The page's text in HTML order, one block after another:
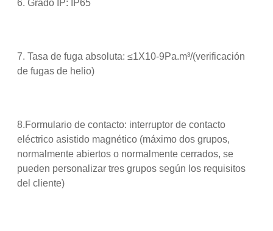
6. Grado IP: IP65
7. Tasa de fuga absoluta: ≤1X10-9Pa.m³/(verificación
de fugas de helio)
8.Formulario de contacto: interruptor de contacto
eléctrico asistido magnético (máximo dos grupos,
normalmente abiertos o normalmente cerrados, se
pueden personalizar tres grupos según los requisitos
del cliente)